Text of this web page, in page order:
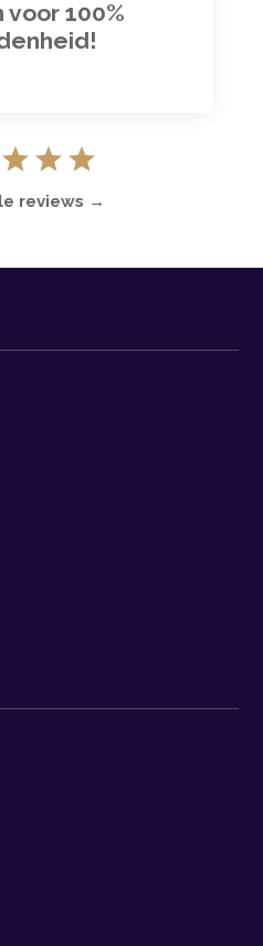
voor 100%
reviews →